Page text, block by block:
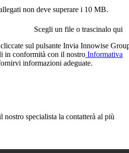
non deve superare i 10 MB.
Scegli un file o trascinalo qui
sul pulsante Invia Innowise
in conformità con il nostro Informativa
informazioni adeguate.
nostro specialista la contatterà al più